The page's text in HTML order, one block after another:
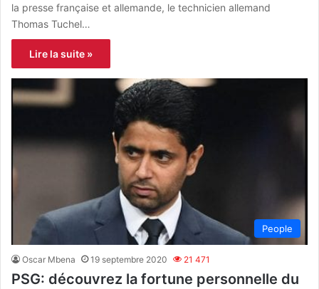
la presse française et allemande, le technicien allemand
Thomas Tuchel…
Lire la suite »
People
Oscar Mbena 19 septembre 2020 21 471
PSG: découvrez la fortune personnelle du